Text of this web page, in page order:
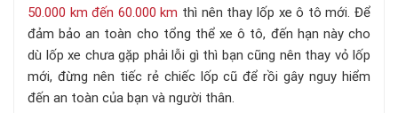
50.000 km đến 60.000 km thì nên thay lốp xe ô tô mới. Để
đảm bảo an toàn cho tổng thể xe ô tô, đến hạn này cho
dù lốp xe chưa gặp phải lỗi gì thì bạn cũng nên thay vỏ lốp
mới, đừng nên tiếc rẻ chiếc lốp cũ để rồi gây nguy hiểm
đến an toàn của bạn và người thân.